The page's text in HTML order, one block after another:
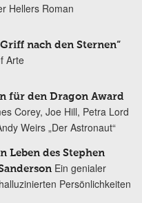
Hellers Roman
nach den Sternen“
Arte
für den Dragon Award
Corey, Joe Hill, Petra Lord
Weirs „Der Astronaut“
Leben des Stephen
Ein genialer
Persönlichkeiten